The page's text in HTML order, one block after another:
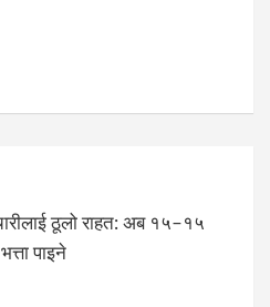
ठूलो राहत: अब १५–१५
पाइने